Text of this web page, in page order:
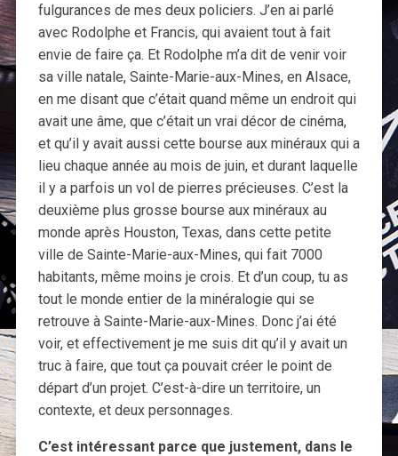
fulgurances de mes deux policiers. J’en ai parlé
avec Rodolphe et Francis, qui avaient tout à fait
envie de faire ça. Et Rodolphe m’a dit de venir voir
sa ville natale, Sainte-Marie-aux-Mines, en Alsace,
en me disant que c’était quand même un endroit qui
avait une âme, que c’était un vrai décor de cinéma,
et qu’il y avait aussi cette bourse aux minéraux qui a
lieu chaque année au mois de juin, et durant laquelle
il y a parfois un vol de pierres précieuses. C’est la
deuxième plus grosse bourse aux minéraux au
monde après Houston, Texas, dans cette petite
ville de Sainte-Marie-aux-Mines, qui fait 7000
habitants, même moins je crois. Et d’un coup, tu as
tout le monde entier de la minéralogie qui se
retrouve à Sainte-Marie-aux-Mines. Donc j’ai été
voir, et effectivement je me suis dit qu’il y avait un
truc à faire, que tout ça pouvait créer le point de
départ d’un projet. C’est-à-dire un territoire, un
contexte, et deux personnages.
C’est intéressant parce que justement, dans le